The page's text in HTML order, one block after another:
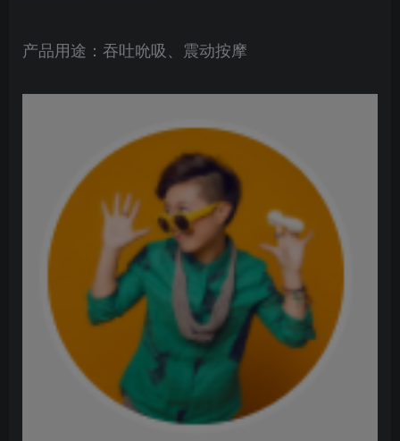
产品用途：吞吐吮吸、震动按摩